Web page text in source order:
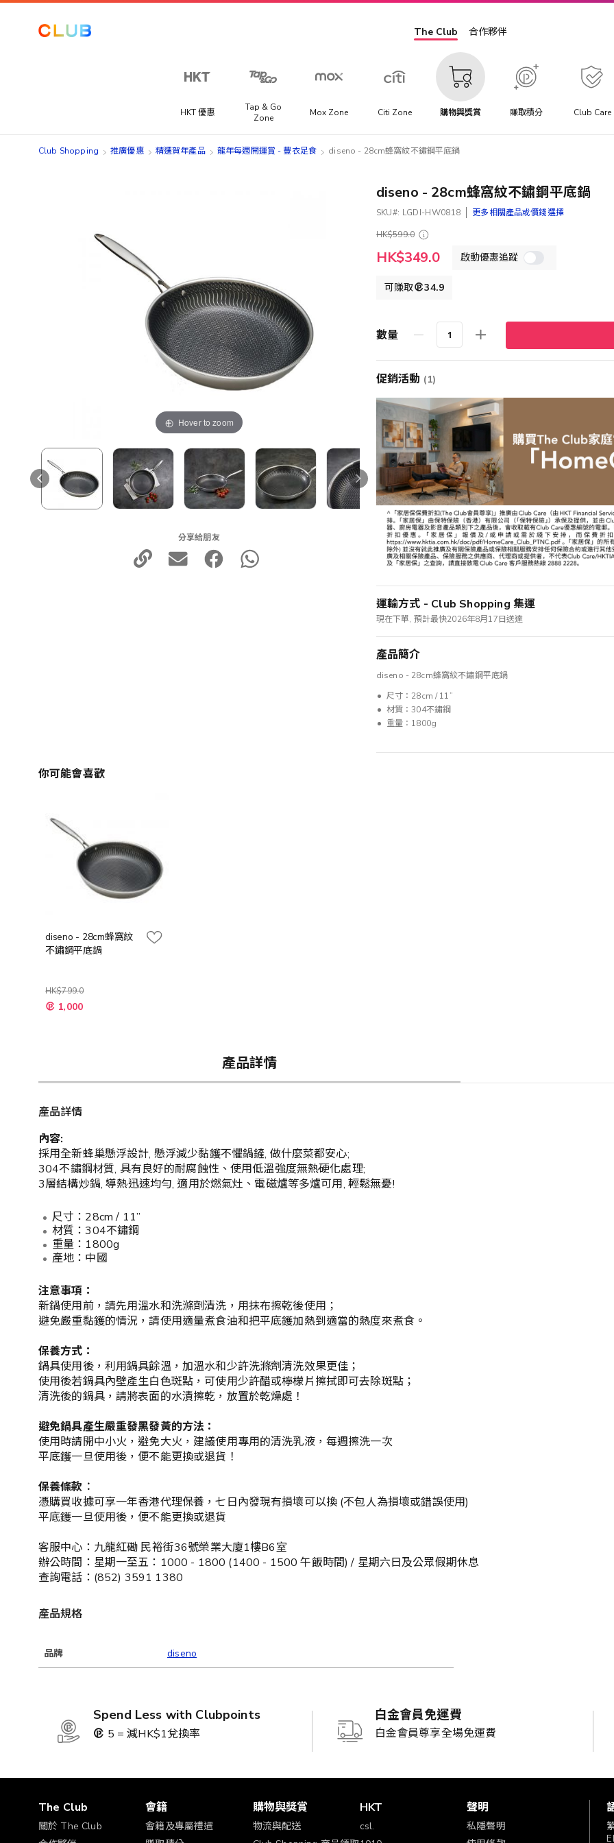
The Club 合作夥伴
HKT 優惠
Tap & Go
Zone
Mox Zone Citi Zone 購物與獎賞 賺取積分 Club Care
Club Shopping 推廣優惠 精選賀年產品 龍年每週開運賞​ - 豐衣足食 diseno - 28cm蜂窩紋不鏽鋼平底鍋
Hover to zoom
分享給朋友
diseno - 28cm蜂窩紋不鏽鋼平底鍋
SKU LGDI-HW0818
更多相關產品或價錢選擇
HK$599.0
特
殊
HK$349.0 啟動優惠追蹤
可賺取 34.9
數量
促銷活動 (1)
運輸方式 - Club Shopping 集運
現在下單, 預計最快2026年8月17日送達
產品簡介
diseno - 28cm蜂窩紋不鏽鋼平底鍋
尺寸：28cm / 11”
材質：304不鏽鋼
重量：1800g
你可能會喜歡
diseno - 28cm蜂窩紋
不鏽鋼平底鍋
HK$799.0
特 1,000
產品詳情
產品詳情
內容:
採用全新蜂巢懸浮設計, 懸浮減少黏鑊不懼鍋鏟, 做什麼菜都安心;
304不鏽鋼材質, 具有良好的耐腐蝕性、使用低溫強度無熱硬化處理;
3層結構炒鍋, 導熱迅速均勻, 適用於燃氣灶、電磁爐等多爐可用, 輕鬆無憂!
尺寸：28cm / 11”
材質：304不鏽鋼
重量：1800g
產地：中國
注意事項：
新鍋使用前，請先用溫水和洗滌劑清洗，用抹布擦乾後使用；
避免嚴重黏鑊的情況，請使用適量煮食油和把平底鑊加熱到適當的熱度來煮食。
保養方式：
鍋具使用後，利用鍋具餘溫，加溫水和少許洗滌劑清洗效果更佳；
使用後若鍋具內壁產生白色斑點，可使用少許醋或檸檬片擦拭即可去除斑點；
清洗後的鍋具，請將表面的水漬擦乾，放置於乾燥處！
避免鍋具產生嚴重發黑發黃的方法：
使用時請開中小火，避免大火，建議使用專用的清洗乳液，每週擦洗一次
平底鑊一旦使用後，便不能更換或退貨！
保養條款︰
憑購買收據可享一年香港代理保養，七日內發現有損壞可以換 (不包人為損壞或錯誤使用)
平底鑊一旦使用後，便不能更換或退貨
客服中心：九龍紅磡 民裕街36號榮業大廈1樓B6室
辦公時間：星期一至五：1000 - 1800 (1400 - 1500 午飯時間) / 星期六日及公眾假期休息
查詢電話：(852) 3591 1380
產品規格
品牌 diseno
Spend Less with Clubpoints
5 = 減HK$1兌換率
白金會員免運費
白金會員尊享全場免運費
The Club
關於 The Club
會籍
會籍及專屬禮遇
購物與獎賞
物流與配送
HKT
csl.
聲明
私隱聲明